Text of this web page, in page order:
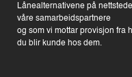
Lånealternativene på
våre samarbeidspartnere
og som vi mottar provisjon fra
du blir kunde hos dem.